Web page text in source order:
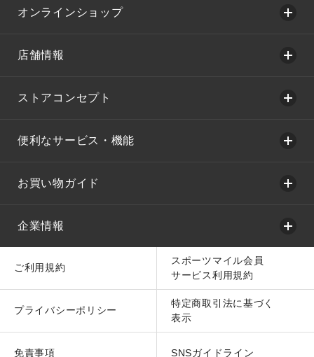
オンラインショップ
店舗情報
ストアコンセプト
便利なサービス・機能
お買い物ガイド
企業情報
ご利用規約
スポーツマイル会員
サービス利用規約
プライバシーポリシー
特定商取引法に基づく
表示
免責事項 SNSガイドライン